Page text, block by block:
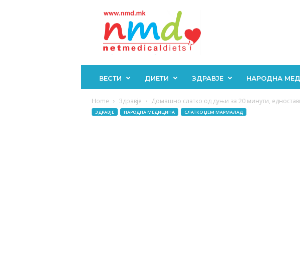
ВЕСТИ ДИЕТИ ЗДРАВЈЕ НАРОДНА
Home Здравје Домашно слатко од дуњи за 20 минути,
ЗДРАВЈЕ НАРОДНА МЕДИЦИНА СЛАТКО ЏЕМ МАРМАЛАД